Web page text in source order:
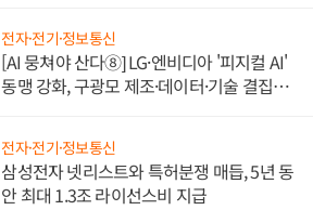
전자·전기·정보통신
[AI 뭉쳐야 산다⑧] LG·엔비디아 '피지컬 AI'
동맹 강화, 구광모 제조·데이터·기술 결집
전자·전기·정보통신
삼성전자 넷리스트와 특허분쟁 매듭, 5년 동
안 최대 1.3조 라이선스비 지급